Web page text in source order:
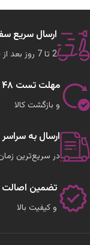
ارسال سریع
2 تا 7 روز بعد از سفارش
مهلت تست ۴۸ ساعته
و بازگشت کالا
ارسال به
در سریع‌ترین
تضمین اصالت
و کیفیت بالا